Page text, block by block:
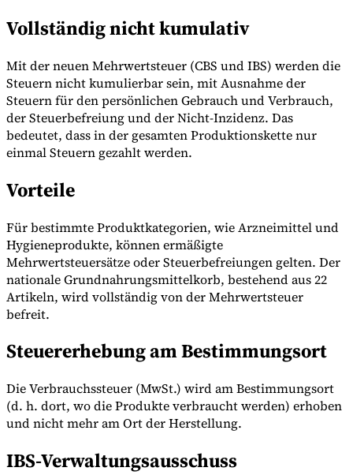
Experts
Unsere Autoren
Beitragender werden
Vollständig nicht kumulativ
Mit der neuen Mehrwertsteuer (CBS und IBS) werden die
Steuern nicht kumulierbar sein, mit Ausnahme der
Steuern für den persönlichen Gebrauch und Verbrauch,
der Steuerbefreiung und der Nicht-Inzidenz. Das
bedeutet, dass in der gesamten Produktionskette nur
einmal Steuern gezahlt werden.
Vorteile
Für bestimmte Produktkategorien, wie Arzneimittel und
Hygieneprodukte, können ermäßigte
Mehrwertsteuersätze oder Steuerbefreiungen gelten. Der
nationale Grundnahrungsmittelkorb, bestehend aus 22
Artikeln, wird vollständig von der Mehrwertsteuer
befreit.
Steuererhebung am Bestimmungsort
Die Verbrauchssteuer (MwSt.) wird am Bestimmungsort
(d. h. dort, wo die Produkte verbraucht werden) erhoben
und nicht mehr am Ort der Herstellung.
IBS-Verwaltungsausschuss